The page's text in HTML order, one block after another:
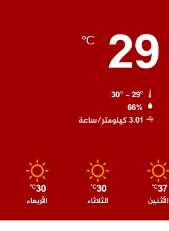
29
℃
30º - 29º
66%
3.01 كيلومتر/ساعة
37
℃
الأثنين
30
℃
الثلاثاء
30
℃
الأربعاء